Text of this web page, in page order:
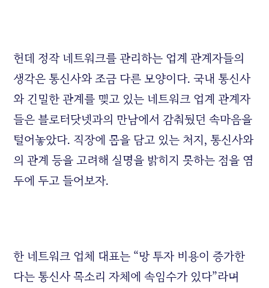
헌데 정작 네트워크를 관리하는 업계 관계자들의
생각은 통신사와 조금 다른 모양이다. 국내 통신사
와 긴밀한 관계를 맺고 있는 네트워크 업계 관계자
들은 블로터닷넷과의 만남에서 감춰뒀던 속마음을
털어놓았다. 직장에 몸을 담고 있는 처지, 통신사와
의 관계 등을 고려해 실명을 밝히지 못하는 점을 염
두에 두고 들어보자.
한 네트워크 업체 대표는 “망 투자 비용이 증가한
다는 통신사 목소리 자체에 속임수가 있다”라며